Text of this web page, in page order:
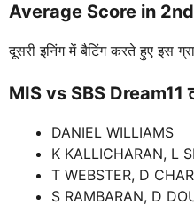
Average Score in
दूसरी इनिंग में बैटिंग करते हुए इस
MIS vs SBS Dream11
DANIEL WILLIAMS
K KALLICHARAN, L
T WEBSTER, D
S RAMBARAN, D